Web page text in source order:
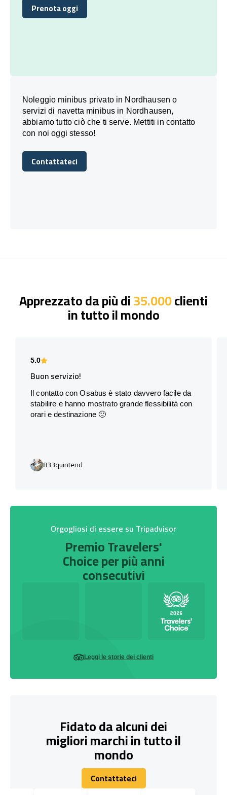
Prenota oggi
Prenota oggi
Noleggio minibus privato in Nordhausen o
servizi di navetta minibus in Nordhausen,
abbiamo tutto ciò che ti serve. Mettiti in contatto
con noi oggi stesso!
Contattateci
Contattateci
Apprezzato da più di35.000clienti
in tutto il mondo
5.0
Buon servizio!
Il contatto con Osabus è stato davvero facile da
stabilire e hanno mostrato grande flessibilità con
orari e destinazione 🙂
833quintend
Orgogliosi di essere su Tripadvisor
Premio Travelers'
Choice per più anni
consecutivi
Leggi le storie dei clienti
Fidato da alcuni dei
migliori marchi in tutto il
mondo
Contattateci
Contattateci